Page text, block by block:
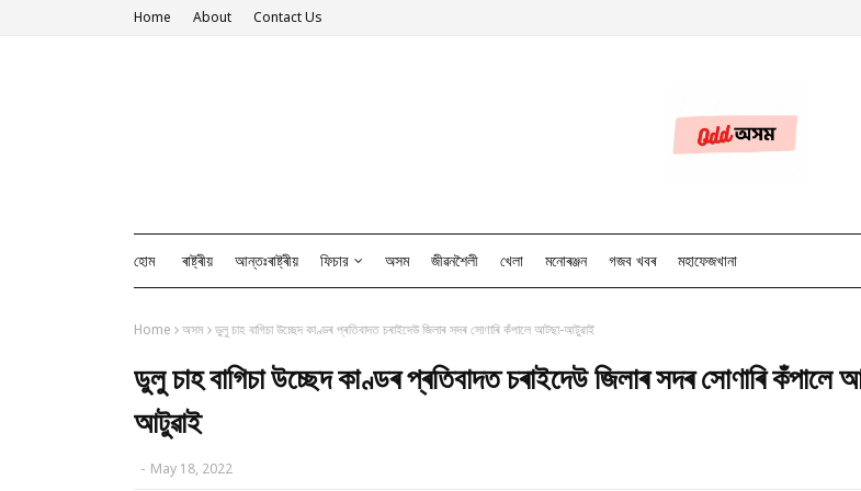
Home About Contact Us
হোম ৰাষ্ট্ৰীয় আন্তঃৰাষ্ট্ৰীয় ফিচার অসম জীৱনশৈলী খেলা মনোৰঞ্জন গজব খবৰ মহাফেজখানা
Home অসম ডুলু চাহ বাগিচা উচ্ছেদ কাণ্ডৰ প্ৰতিবাদত চৰাইদেউ জিলাৰ সদৰ সোণাৰি কঁপালে আটছা-আটুৱাই
ডুলু চাহ বাগিচা উচ্ছেদ কাণ্ডৰ প্ৰতিবাদত চৰাইদেউ জিলাৰ সদৰ সোণাৰি কঁপালে
আটুৱাই
- May 18, 2022